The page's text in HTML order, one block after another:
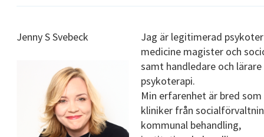
Jenny S Svebeck
Jag är legitimerad
medicine magister och
samt handledare och lärare
psykoterapi.
Min erfarenhet är bred som
kliniker från
kommunal behandling,